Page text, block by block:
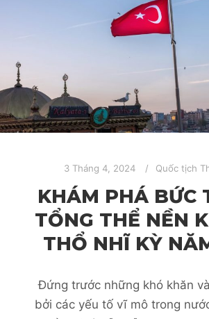
3 Tháng 4, 2024 Quốc tịch
KHÁM PHÁ BỨC
TỔNG THỂ NỀN
THỔ NHĨ KỲ
Đứng trước những khó khăn
bởi các yếu tố vĩ mô trong